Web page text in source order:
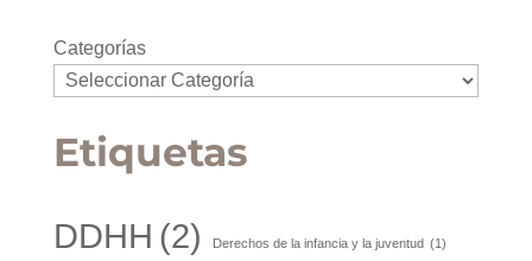
Categorías
Etiquetas
DDHH (2) Derechos de la infancia y la juventud (1)